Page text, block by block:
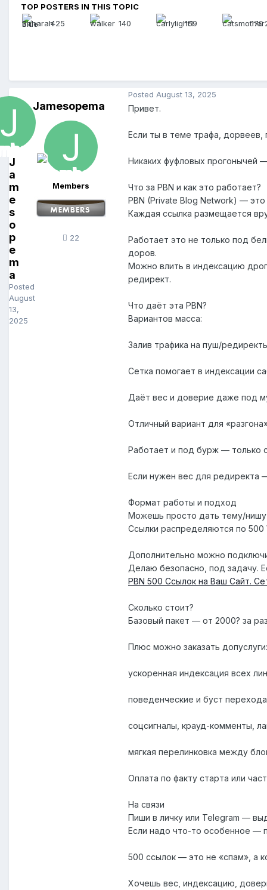
TOP POSTERS IN THIS TOPIC
425
140 169 179
J
a
m
e
s
o
p
e
m
a
Posted
August
13,
2025
Jamesopema
Members
22
Posted August 13, 2025
Привет.
Если ты в теме трафа,
Никаких фуфловых прогонычей
Что за PBN и как это работает?
PBN (Private Blog Network) —
Каждая ссылка размещается
Работает это не только под
доров.
Можно влить в индексацию
редирект.
Что даёт эта PBN?
Вариантов масса:
Залив трафика на пуш/
Сетка помогает в индексации
Даёт вес и доверие даже под
Отличный вариант для
Работает и под бурж — только
Если нужен вес для редиректа
Формат работы и подход
Можешь просто дать тему/
Ссылки распределяются по 500
Дополнительно можно
Делаю безопасно, под задачу.
PBN 500 Ссылок на Ваш Сайт.
Сколько стоит?
Базовый пакет — от 2000? за
Плюс можно заказать допуслуги:
ускоренная индексация всех
поведенческие и буст
соцсигналы, крауд-комменты,
мягкая перелинковка между
Оплата по факту старта или
На связи
Пиши в личку или Telegram —
Если надо что-то особенное —
500 ссылок — это не «спам», а
Хочешь вес, индексацию,